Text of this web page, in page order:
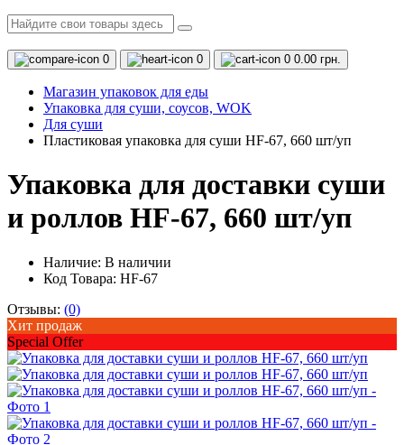
0 0 0 0.00 грн.
Магазин упаковок для еды
Упаковка для суши, соусов, WOK
Для суши
Пластиковая упаковка для суши HF-67, 660 шт/уп
Упаковка для доставки суши
и роллов HF-67, 660 шт/уп
Наличие: В наличии
Код Товара: HF-67
Отзывы: (0)
Хит продаж
Special Offer